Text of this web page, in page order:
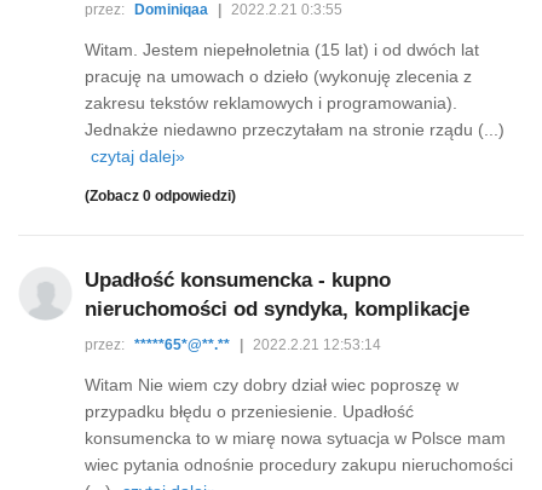
przez: Dominiqaa 2022.2.21 0:3:55
Witam. Jestem niepełnoletnia (15 lat) i od dwóch lat
pracuję na umowach o dzieło (wykonuję zlecenia z
zakresu tekstów reklamowych i programowania).
Jednakże niedawno przeczytałam na stronie rządu (...)
czytaj dalej»
(Zobacz 0 odpowiedzi)
Upadłość konsumencka - kupno
nieruchomości od syndyka, komplikacje
przez: *****65*@**.** 2022.2.21 12:53:14
Witam Nie wiem czy dobry dział wiec poproszę w
przypadku błędu o przeniesienie. Upadłość
konsumencka to w miarę nowa sytuacja w Polsce mam
wiec pytania odnośnie procedury zakupu nieruchomości